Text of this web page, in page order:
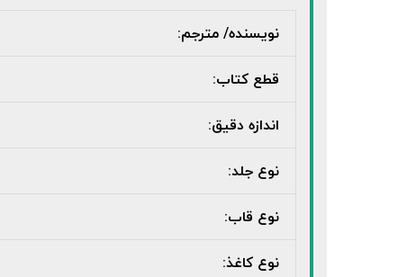
نویسنده/ مترجم:
قطع کتاب:
اندازه دقیق:
نوع جلد:
نوع قاب:
نوع کاغذ: